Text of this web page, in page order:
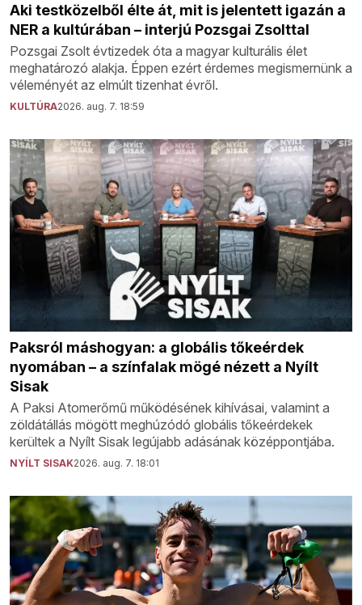
Aki testközelből élte át, mit is jelentett igazán a
NER a kultúrában – interjú Pozsgai Zsolttal
Pozsgai Zsolt évtizedek óta a magyar kulturális élet
meghatározó alakja. Éppen ezért érdemes megismernünk a
véleményét az elmúlt tizenhat évről.
KULTÚRA2026. aug. 7. 18:59
Paksról máshogyan: a globális tőkeérdek
nyomában – a színfalak mögé nézett a Nyílt
Sisak
A Paksi Atomerőmű működésének kihívásai, valamint a
zöldátállás mögött meghúzódó globális tőkeérdekek
kerültek a Nyílt Sisak legújabb adásának középpontjába.
NYÍLT SISAK2026. aug. 7. 18:01